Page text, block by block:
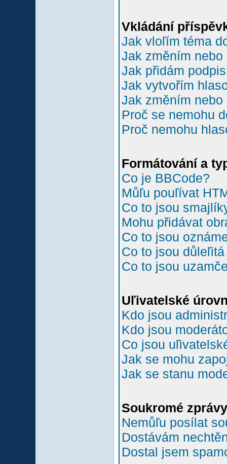
Vkládání
Jak vloľím téma
Jak změním
Jak přidám
Jak vytvořím
Jak změním
Proč se nemohu
Proč nemohu
Formátování a
Co je BBCode?
Můľu pouľívat
Co to jsou
Mohu přidávat
Co to jsou
Co to jsou
Co to jsou
Uľivatelské
Kdo jsou
Kdo jsou
Co jsou
Jak se mohu
Jak se stanu
Soukromé zprávy
Nemůľu posílat
Dostávám
Dostal jsem